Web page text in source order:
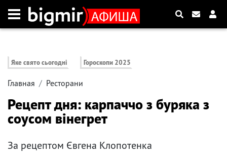
Яке свято сьогодні Гороскопи 2025
Главная Ресторани
Рецепт дня: карпаччо з буряка з
соусом вінегрет
За рецептом Євгена Клопотенка